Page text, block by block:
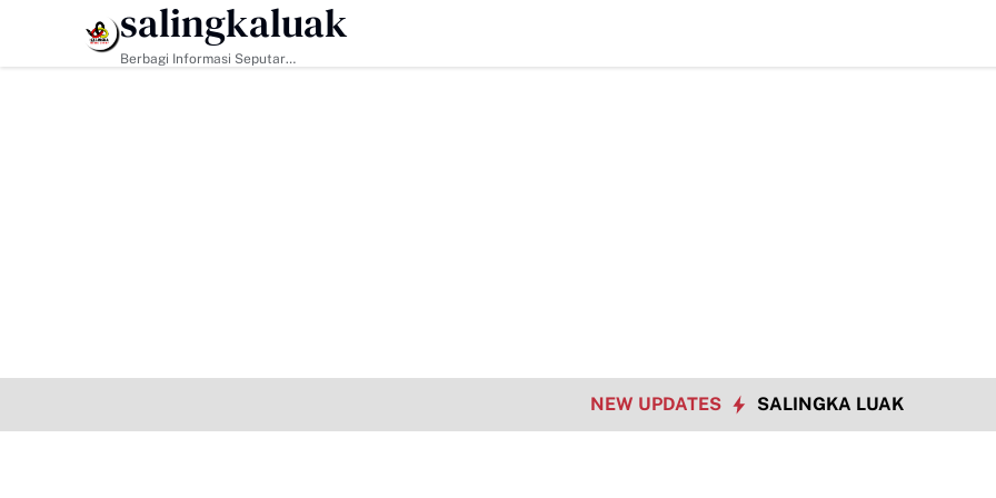
HEADLINE
salingkaluak
Berbagi Informasi Seputar
NEW UPDATES SALINGKA LUAK